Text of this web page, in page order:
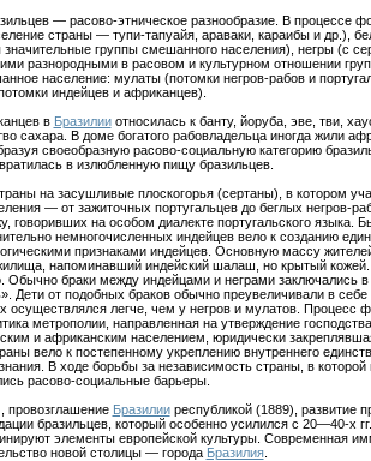
— расово-этническое разнообразие. В процессе
страны — тупи-тапуайя, араваки, караибы и др.),
значительные группы смешанного населения), негры (с
разнородными в расовом и культурном отношении
население: мулаты (потомки негров-рабов и
индейцев и африканцев).
в Бразилииотносилась к банту, йоруба, эве, тви,
сахара. В доме богатого рабовладельца иногда жили
своеобразную расово-социальную категорию
в излюбленную пищу бразильцев.
на засушливые плоскогорья (сертаны), в котором
— от зажиточных португальцев до беглых негров-
говоривших на особом диалекте португальского языка.
немногочисленных индейцев вело к созданию
признаками индейцев. Основную массу
напоминавший индейский шалаш, но крытый
Обычно браки между индейцами и неграми заключались
Дети от подобных браков обычно преувеличивали в
осуществлялся легче, чем у негров и мулатов. Процесс
метрополии, направленная на утверждение
и африканским населением, юридически
вело к постепенному укреплению внутреннего
В ходе борьбы за независимость страны, в
расово-социальные барьеры.
провозглашение Бразилииреспубликой (1889), развитие
бразильцев, который особенно усилился с 20—40-х
элементы европейской культуры. Современная
новой столицы — города Бразилия.